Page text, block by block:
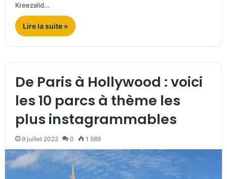
Kreezalid…
Lire la suite »
De Paris à Hollywood : voici
les 10 parcs à thème les
plus instagrammables
9 juillet 2022 0 1 569